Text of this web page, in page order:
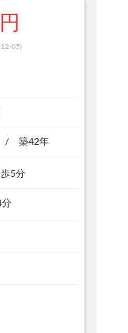
05)
/ 築42年
5分